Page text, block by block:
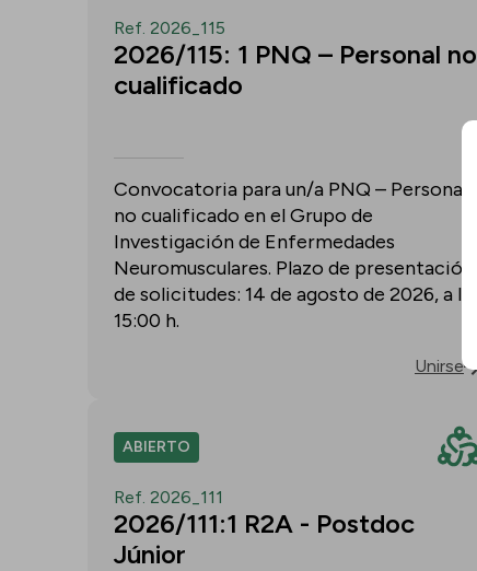
Ref. 2026_115
2026/115: 1 PNQ – Personal no
cualificado
Convocatoria para un/a PNQ – Personal
no cualificado en el Grupo de
Investigación de Enfermedades
Neuromusculares. Plazo de presentación
de solicitudes: 14 de agosto de 2026, a las
15:00 h.
Unirse
ABIERTO
Ref. 2026_111
2026/111:1 R2A - Postdoc
Júnior